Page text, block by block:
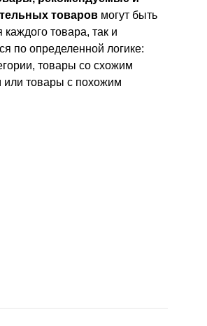
товаровмогут быть
товара, так и
по определенной логике:
товары со схожим
или товары с похожим